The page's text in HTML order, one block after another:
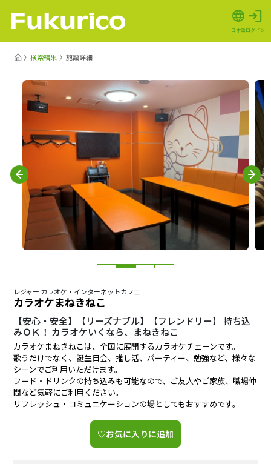
日本語ログイン
検索結果 施設詳細
レジャー カラオケ・インターネットカフェ
カラオケまねきねこ
【安心・安全】【リーズナブル】【フレンドリー】 持ち込
みＯＫ！ カラオケいくなら、まねきねこ
カラオケまねきねこは、全国に展開するカラオケチェーンです。
歌うだけでなく、誕生日会、推し活、パーティー、勉強など、様々な
シーンでご利用いただけます。
フード・ドリンクの持ち込みも可能なので、ご友人やご家族、職場仲
間など気軽にご利用ください。
リフレッシュ・コミュニケーションの場としてもおすすめです。
♡お気に入りに追加